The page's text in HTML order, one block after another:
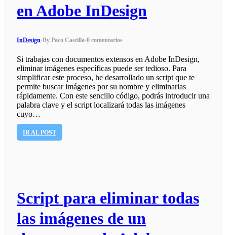
en Adobe InDesign
InDesign·By Paco Castilla·0 comentarios
Si trabajas con documentos extensos en Adobe InDesign,
eliminar imágenes específicas puede ser tedioso. Para
simplificar este proceso, he desarrollado un script que te
permite buscar imágenes por su nombre y eliminarlas
rápidamente. Con este sencillo código, podrás introducir una
palabra clave y el script localizará todas las imágenes
cuyo…
IR AL POST
Script para eliminar todas
las imágenes de un